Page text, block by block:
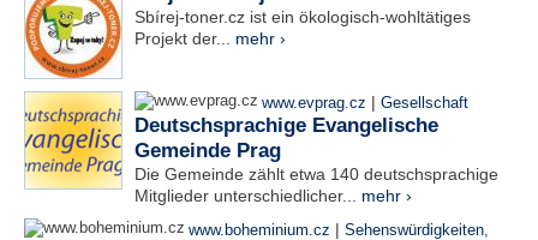
Sbírej-toner.cz ist ein ökologisch-wohltätiges
Projekt der... mehr ›
www.evprag.cz | Gesellschaft
Deutschsprachige Evangelische
Gemeinde Prag
Die Gemeinde zählt etwa 140 deutschsprachige
Mitglieder unterschiedlicher... mehr ›
www.boheminium.cz | Sehenswürdigkeiten,